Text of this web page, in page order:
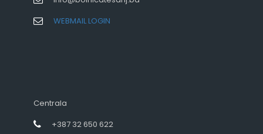
WEBMAIL LOGIN
Centrala
+387 32 650 622